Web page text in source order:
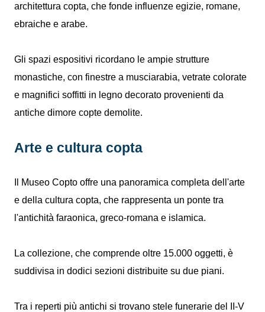
architettura copta, che fonde influenze egizie, romane,
ebraiche e arabe.
Gli spazi espositivi ricordano le ampie strutture
monastiche, con finestre a musciarabia, vetrate colorate
e magnifici soffitti in legno decorato provenienti da
antiche dimore copte demolite.
Arte e cultura copta
Il Museo Copto offre una panoramica completa dell'arte
e della cultura copta, che rappresenta un ponte tra
l'antichità faraonica, greco-romana e islamica.
La collezione, che comprende oltre 15.000 oggetti, è
suddivisa in dodici sezioni distribuite su due piani.
Tra i reperti più antichi si trovano stele funerarie del II-V